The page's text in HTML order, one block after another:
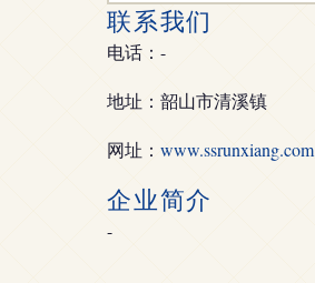
联系我们
电话：-
地址：韶山市清溪镇
网址： www.ssrunxiang.com
企业简介
-